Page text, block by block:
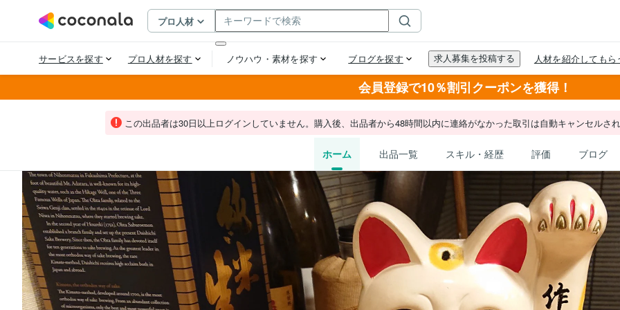
会員登録で10％割引クーポンを獲得！
この出品者は30日以上ログインしていません。購入後、出品者から48時間以内に連絡がなかった取引は自動キャンセルさ
ホーム 出品一覧 スキル・経歴 評価 ブログ